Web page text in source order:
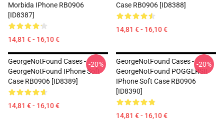
Morbida IPhone RB0906
[ID8387]
14,81 € - 16,10 €
Case RB0906 [ID8388]
14,81 € - 16,10 €
GeorgeNotFound Cases -
GeorgeNotFound IPhone Soft
Case RB0906 [ID8389]
14,81 € - 16,10 €
-20%
GeorgeNotFound Cases -
GeorgeNotFound POGGERS!!
IPhone Soft Case RB0906
[ID8390]
14,81 € - 16,10 €
-20%